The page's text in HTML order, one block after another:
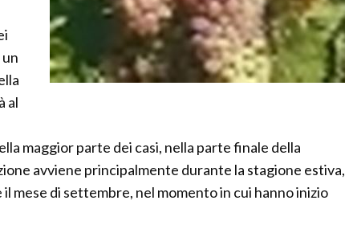
al
maggior parte dei casi, nella parte finale della
avviene principalmente durante la stagione estiva,
mese di settembre, nel momento in cui hanno inizio